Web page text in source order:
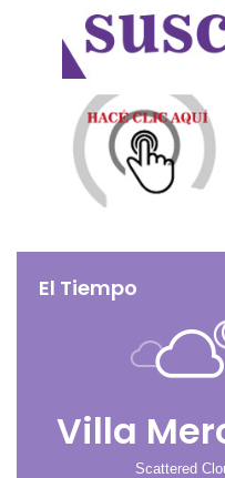
El Tiempo
Villa
Scattered